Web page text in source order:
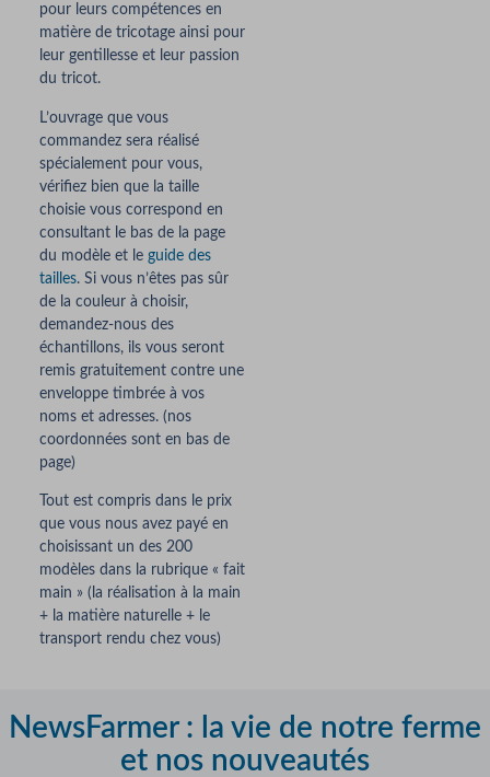
pour leurs compétences en
matière de tricotage ainsi pour
leur gentillesse et leur passion
du tricot.
L’ouvrage que vous
commandez sera réalisé
spécialement pour vous,
vérifiez bien que la taille
choisie vous correspond en
consultant le bas de la page
du modèle et le guide des
tailles. Si vous n’êtes pas sûr
de la couleur à choisir,
demandez-nous des
échantillons, ils vous seront
remis gratuitement contre une
enveloppe timbrée à vos
noms et adresses. (nos
coordonnées sont en bas de
page)
Tout est compris dans le prix
que vous nous avez payé en
choisissant un des 200
modèles dans la rubrique « fait
main » (la réalisation à la main
+ la matière naturelle + le
transport rendu chez vous)
NewsFarmer : la vie de notre ferme
et nos nouveautés